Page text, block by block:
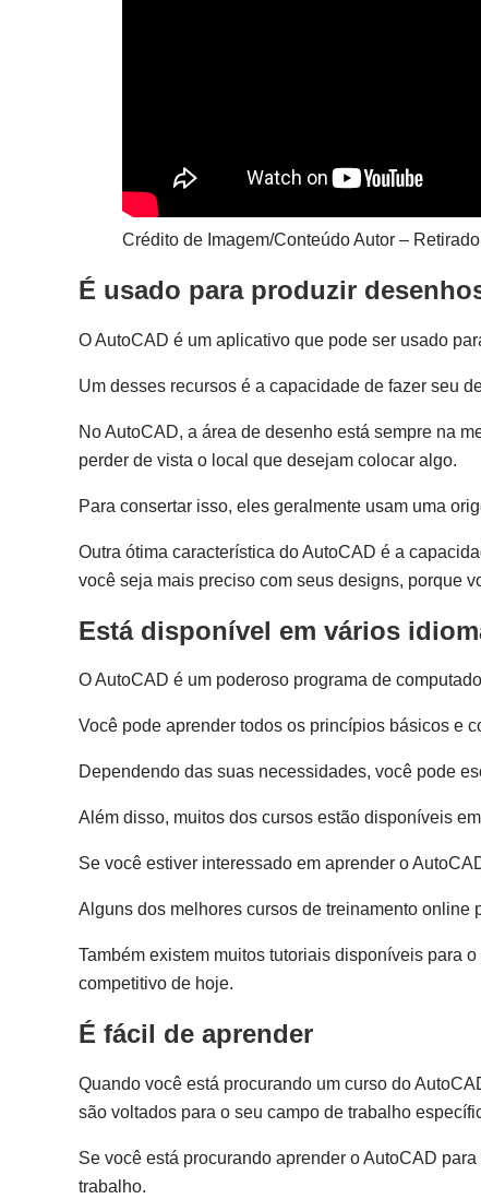
Crédito de Imagem/Conteúdo Autor –
É usado para produzir
O AutoCAD é um aplicativo que pode ser usado
Um desses recursos é a capacidade de fazer seu
No AutoCAD, a área de desenho está sempre na
perder de vista o local que desejam colocar algo.
Para consertar isso, eles geralmente usam uma
Outra ótima característica do AutoCAD é a
você seja mais preciso com seus designs, porque
Está disponível em vários
O AutoCAD é um poderoso programa de
Você pode aprender todos os princípios básicos e
Dependendo das suas necessidades, você pode
Além disso, muitos dos cursos estão disponíveis
Se você estiver interessado em aprender o
Alguns dos melhores cursos de treinamento online
Também existem muitos tutoriais disponíveis para
competitivo de hoje.
É fácil de aprender
Quando você está procurando um curso do
são voltados para o seu campo de trabalho
Se você está procurando aprender o AutoCAD
trabalho.